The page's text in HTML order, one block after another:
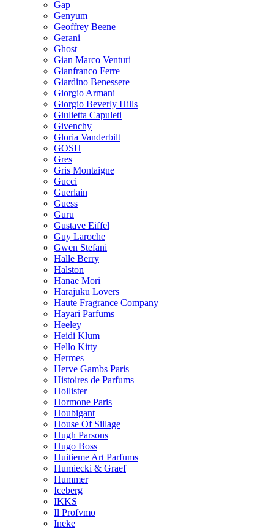
Gap
Genyum
Geoffrey Beene
Gerani
Ghost
Gian Marco Venturi
Gianfranco Ferre
Giardino Benessere
Giorgio Armani
Giorgio Beverly Hills
Giulietta Capuleti
Givenchy
Gloria Vanderbilt
GOSH
Gres
Gris Montaigne
Gucci
Guerlain
Guess
Guru
Gustave Eiffel
Guy Laroche
Gwen Stefani
Halle Berry
Halston
Hanae Mori
Harajuku Lovers
Haute Fragrance Company
Hayari Parfums
Heeley
Heidi Klum
Hello Kitty
Hermes
Herve Gambs Paris
Histoires de Parfums
Hollister
Hormone Paris
Houbigant
House Of Sillage
Hugh Parsons
Hugo Boss
Huitieme Art Parfums
Humiecki & Graef
Hummer
Iceberg
IKKS
Il Profvmo
Ineke